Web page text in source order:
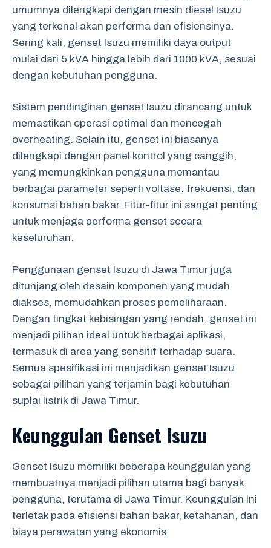
umumnya dilengkapi dengan mesin diesel Isuzu
yang terkenal akan performa dan efisiensinya.
Sering kali, genset Isuzu memiliki daya output
mulai dari 5 kVA hingga lebih dari 1000 kVA, sesuai
dengan kebutuhan pengguna.
Sistem pendinginan genset Isuzu dirancang untuk
memastikan operasi optimal dan mencegah
overheating. Selain itu, genset ini biasanya
dilengkapi dengan panel kontrol yang canggih,
yang memungkinkan pengguna memantau
berbagai parameter seperti voltase, frekuensi, dan
konsumsi bahan bakar. Fitur-fitur ini sangat penting
untuk menjaga performa genset secara
keseluruhan.
Penggunaan genset Isuzu di Jawa Timur juga
ditunjang oleh desain komponen yang mudah
diakses, memudahkan proses pemeliharaan.
Dengan tingkat kebisingan yang rendah, genset ini
menjadi pilihan ideal untuk berbagai aplikasi,
termasuk di area yang sensitif terhadap suara.
Semua spesifikasi ini menjadikan genset Isuzu
sebagai pilihan yang terjamin bagi kebutuhan
suplai listrik di Jawa Timur.
Keunggulan Genset Isuzu
Genset Isuzu memiliki beberapa keunggulan yang
membuatnya menjadi pilihan utama bagi banyak
pengguna, terutama di Jawa Timur. Keunggulan ini
terletak pada efisiensi bahan bakar, ketahanan, dan
biaya perawatan yang ekonomis.